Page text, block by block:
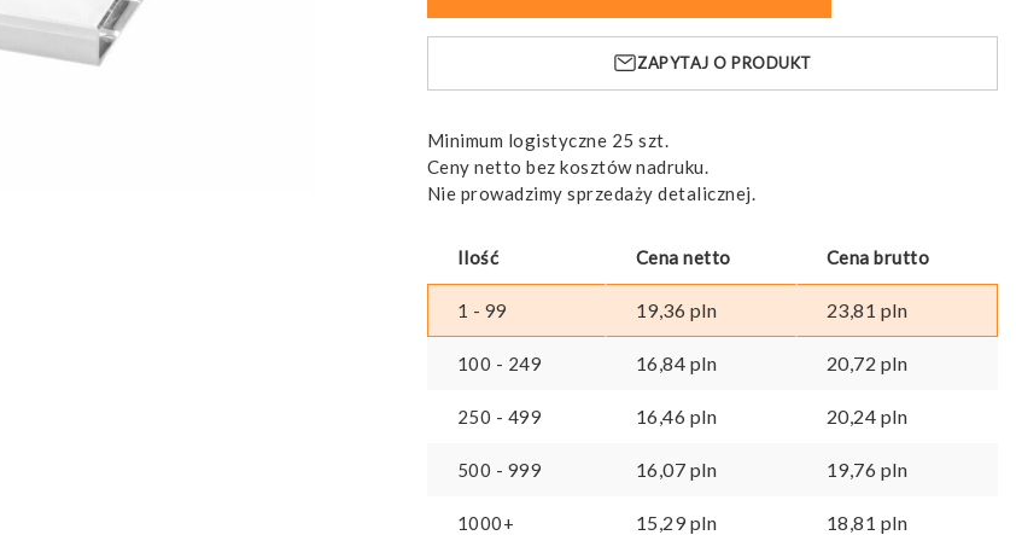
owalne
w
ZAPYTAJ O PRODUKT
Minimum logistyczne 25 szt.
Ceny netto bez kosztów nadruku.
Nie prowadzimy sprzedaży detalicznej.
Ilość Cena netto Cena brutto
1 - 99 19,36 pln 23,81 pln
100 - 249 16,84 pln 20,72 pln
250 - 499 16,46 pln 20,24 pln
500 - 999 16,07 pln 19,76 pln
1000+ 15,29pln 18,81 pln